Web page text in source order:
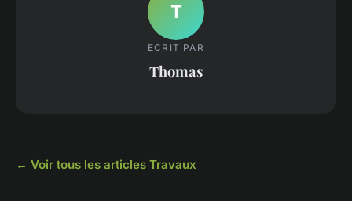
T
ECRIT PAR
Thomas
← Voir tous les articles Travaux